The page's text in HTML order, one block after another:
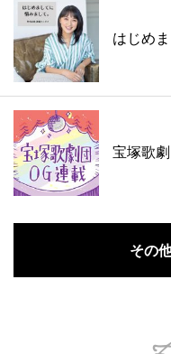
はじめ
宝塚歌
その